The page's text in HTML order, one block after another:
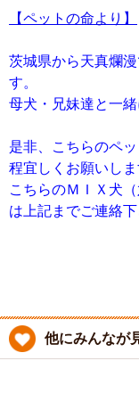
【ペットの命より】
茨城県から天真爛
す。
母犬・兄妹達と一緒
是非、こちらのペ
程宜しくお願いしま
こちらのＭＩＸ犬
は上記までご連絡下
他にみんなが